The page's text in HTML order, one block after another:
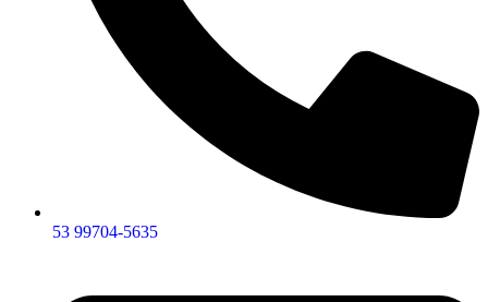
53 99704-5635